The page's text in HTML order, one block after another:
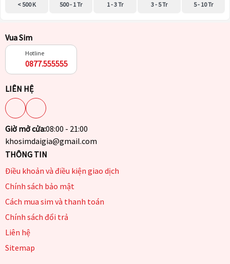
< 500 K 500 - 1 Tr 1 - 3 Tr 3 - 5 Tr 5 - 10 Tr
Vua Sim
Hotline
0877.555555
LIÊN HỆ
Giờ mở cửa:08:00 - 21:00
khosimdaigia@gmail.com
THÔNG TIN
Điều khoản và điều kiện giao dịch
Chính sách bảo mật
Cách mua sim và thanh toán
Chính sách đổi trả
Liên hệ
Sitemap